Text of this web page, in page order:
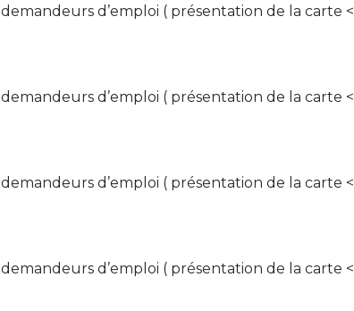
d’emploi ( présentation de la carte <
d’emploi ( présentation de la carte <
d’emploi ( présentation de la carte <
d’emploi ( présentation de la carte <